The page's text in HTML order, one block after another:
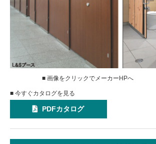
■ 画像をクリックでメーカーHPへ
■ 今すぐカタログを見る
PDFカタログ